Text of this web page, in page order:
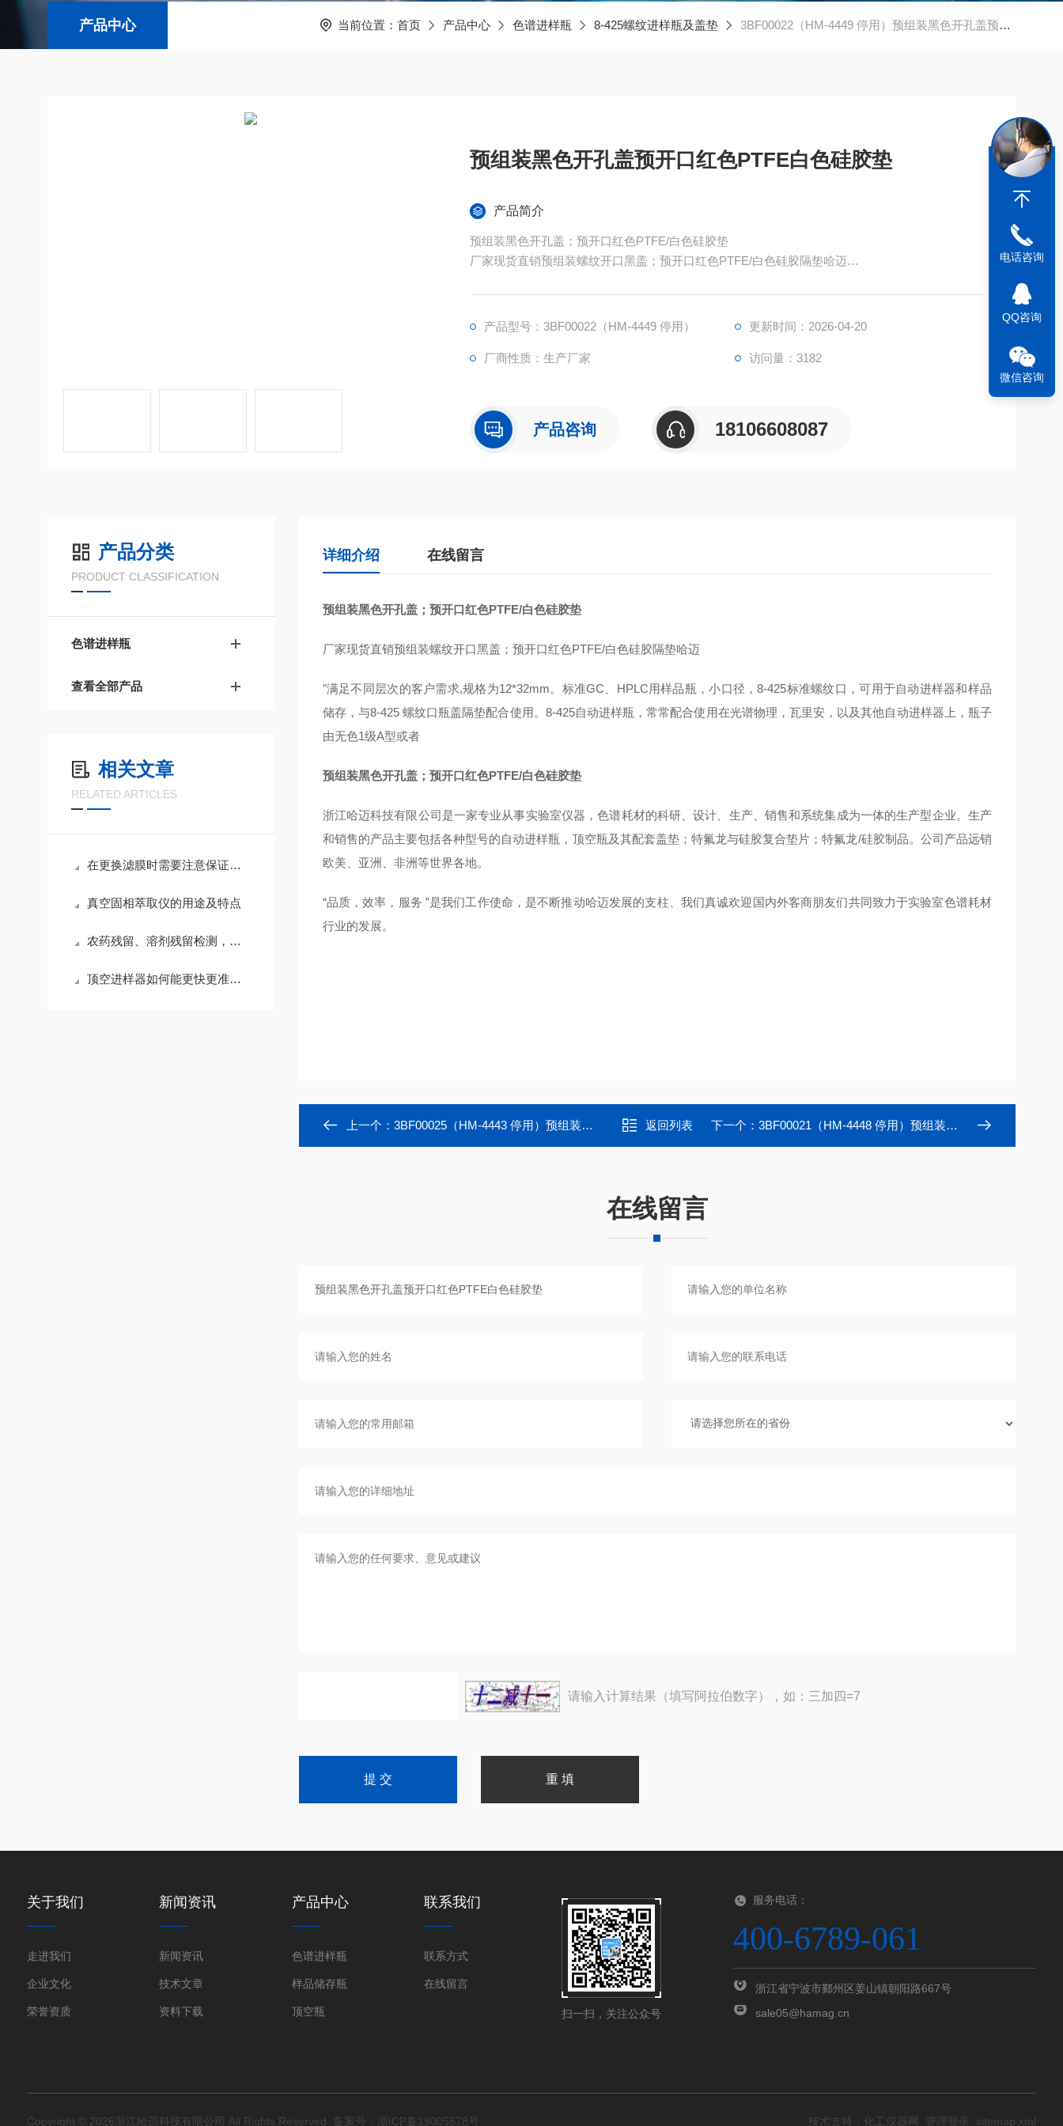
产品中心 当前位置： 首页 产品中心 色谱进样瓶 8-425螺纹进样瓶及盖垫 3BF00022（HM-4449 停用）预组装黑色开孔盖预开口红色PTFE白色硅胶垫
预组装黑色开孔盖预开口红色PTFE白色硅胶垫
产品简介
预组装黑色开孔盖；预开口红色PTFE/白色硅胶垫
厂家现货直销预组装螺纹开口黑盖；预开口红色PTFE/白色硅胶隔垫哈迈
8-425自动进样瓶，常常配合使用在光谱物理，瓦里安，以及其他自动进样器上，瓶子由无色1级A
产品型号：3BF00022（HM-4449 停用） 更新时间：2026-04-20
厂商性质：生产厂家 访问量：3182
产品咨询 18106608087
产品分类
PRODUCT CLASSIFICATION
色谱进样瓶
查看全部产品
相关文章
RELATED ARTICLES
在更换滤膜时需要注意保证针头过滤器的密封性
真空固相萃取仪的用途及特点
农药残留、溶剂残留检测，顶空进样瓶实验室实操应用方案
顶空进样器如何能更快更准的判断具体故障原因呢
详细介绍 在线留言
预组装黑色开孔盖；预开口红色PTFE/白色硅胶垫
厂家现货直销预组装螺纹开口黑盖；预开口红色PTFE/白色硅胶隔垫哈迈
"满足不同层次的客户需求,规格为12*32mm。标准GC、HPLC用样品瓶，小口径，8-425标准螺纹口，可用于自动进样器和样品
储存，与8-425 螺纹口瓶盖隔垫配合使用。8-425自动进样瓶，常常配合使用在光谱物理，瓦里安，以及其他自动进样器上，瓶子
由无色1级A型或者
预组装黑色开孔盖；预开口红色PTFE/白色硅胶垫
浙江哈迈科技有限公司是一家专业从事实验室仪器，色谱耗材的科研、设计、生产、销售和系统集成为一体的生产型企业。生产
和销售的产品主要包括各种型号的自动进样瓶，顶空瓶及其配套盖垫；特氟龙与硅胶复合垫片；特氟龙/硅胶制品。公司产品远销
欧美、亚洲、非洲等世界各地。
“品质，效率，服务 ”是我们工作使命，是不断推动哈迈发展的支柱、我们真诚欢迎国内外客商朋友们共同致力于实验室色谱耗材
行业的发展。
上一个： 3BF00025（HM-4443 停用）预组装黑色实心盖；红色PTFE/白色硅胶垫 返回列表 下一个： 3BF00021（HM-4448 停用）预组装黑色开孔盖预开口白色PTFE红色硅胶垫
在线留言
请输入计算结果（填写阿拉伯数字），如：三加四=7
关于我们
走进我们
企业文化
荣誉资质
新闻资讯
新闻资讯
技术文章
资料下载
产品中心
色谱进样瓶
样品储存瓶
顶空瓶
联系我们
联系方式
在线留言
扫一扫，关注公众号
服务电话：
400-6789-061
浙江省宁波市鄞州区姜山镇朝阳路667号
sale05@hamag.cn
Copyright © 2026浙江哈迈科技有限公司 All Rights Reserved 备案号：浙ICP备19005578号 技术支持： 化工仪器网 管理登录 sitemap.xml
电话咨询
QQ咨询
微信咨询